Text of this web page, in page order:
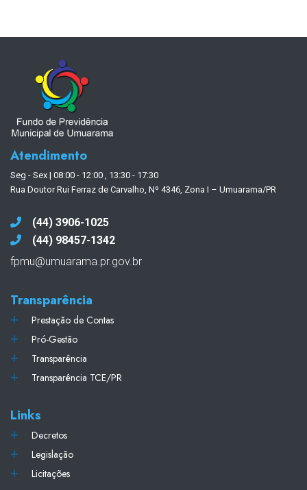
Atendimento
Seg - Sex | 08:00 - 12:00 , 13:30 - 17:30
Rua Doutor Rui Ferraz de Carvalho, Nº 4346, Zona I – Umuarama/PR
(44) 3906-1025
(44) 98457-1342
fpmu@umuarama.pr.gov.br
Transparência
Prestação de Contas
Pró-Gestão
Transparência
Transparência TCE/PR
Links
Decretos
Legislação
Licitações